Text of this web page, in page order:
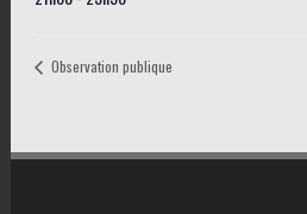
Observation publique